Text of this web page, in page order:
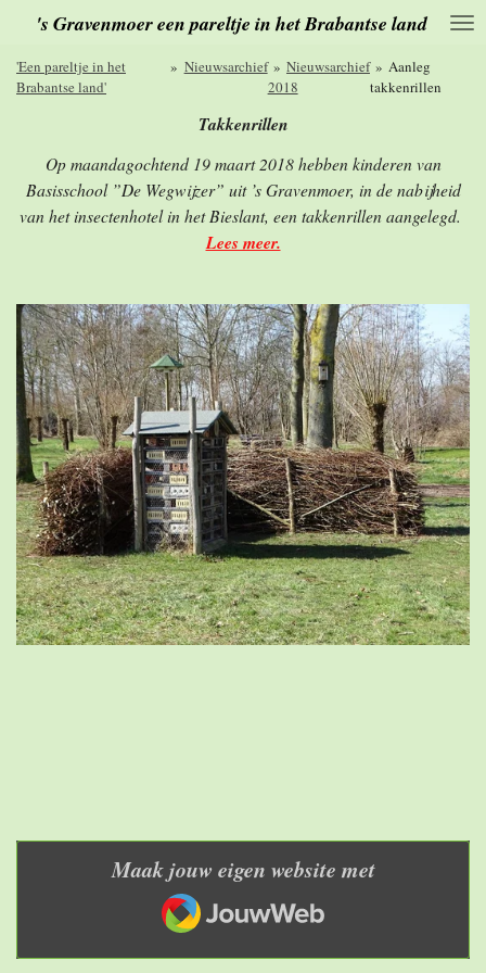
naar
de
's Gravenmoer een pareltje in het Brabantse land
'Een pareltje in het
Brabantse land'
» Nieuwsarchief » Nieuwsarchief
2018
» Aanleg
takkenrillen
Takkenrillen
Op maandagochtend 19 maart 2018 hebben kinderen van
Basisschool ”De Wegwijzer” uit ’s Gravenmoer, in de nabijheid
van het insectenhotel in het Bieslant, een takkenrillen aangelegd.
Lees meer.
Maak jouw eigen website met
JouwWeb